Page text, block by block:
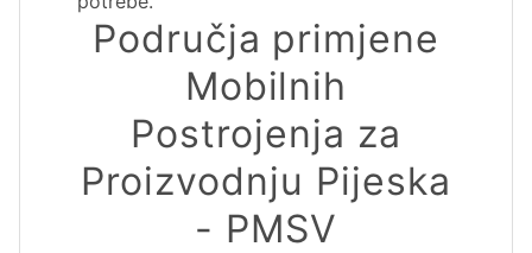
Područja primjene
Mobilnih
Postrojenja za
Proizvodnju Pijeska
- PMSV